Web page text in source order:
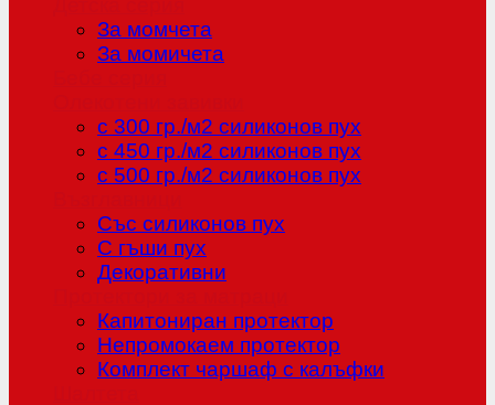
За момчета
За момичета
с 300 гр./м2 силиконов пух
с 450 гр./м2 силиконов пух
с 500 гр./м2 силиконов пух
Със силиконов пух
С гъши пух
Декоративни
Капитониран протектор
Непромокаем протектор
Комплект чаршаф с калъфки